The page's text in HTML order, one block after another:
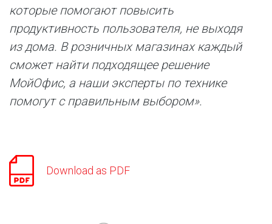
которые помогают повысить
продуктивность пользователя, не выходя
из дома. В розничных магазинах каждый
сможет найти подходящее решение
МойОфис, а наши эксперты по технике
помогут с правильным выбором».
Download as PDF